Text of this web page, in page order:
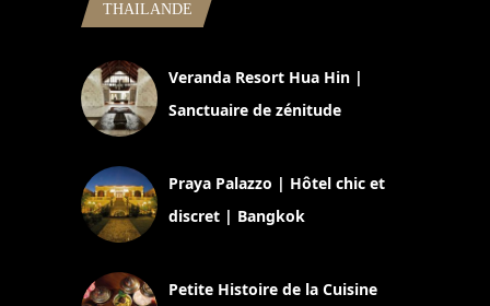
THAILANDE
Veranda Resort Hua Hin |
Sanctuaire de zénitude
Praya Palazzo | Hôtel chic et
discret | Bangkok
Petite Histoire de la Cuisine